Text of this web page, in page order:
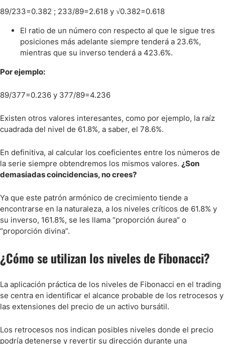
89/233=0.382 ; 233/89=2.618 y √0.382=0.618
El ratio de un número con respecto al que le sigue tres
posiciones más adelante siempre tenderá a 23.6%,
mientras que su inverso tenderá a 423.6%.
Por ejemplo:
89/377=0.236 y 377/89=4.236
Existen otros valores interesantes, como por ejemplo, la raíz
cuadrada del nivel de 61.8%, a saber, el 78.6%.
En definitiva, al calcular los coeficientes entre los números de
la serie siempre obtendremos los mismos valores. ¿Son
demasiadas coincidencias, no crees?
Ya que este patrón armónico de crecimiento tiende a
encontrarse en la naturaleza, a los niveles críticos de 61.8% y
su inverso, 161.8%, se les llama “proporción áurea” o
“proporción divina”.
¿Cómo se utilizan los niveles de Fibonacci?
La aplicación práctica de los niveles de Fibonacci en el trading
se centra en identificar el alcance probable de los retrocesos y
las extensiones del precio de un activo bursátil.
Los retrocesos nos indican posibles niveles donde el precio
podría detenerse y revertir su dirección durante una